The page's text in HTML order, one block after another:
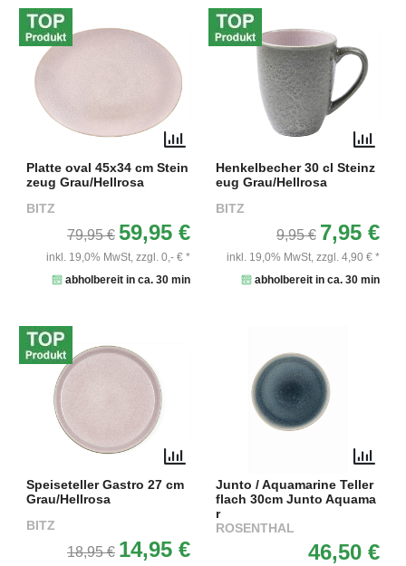
Platte oval 45x34 cm Stein
zeug Grau/Hellrosa
BITZ
79,95 € 59,95 €
inkl. 19,0% MwSt, zzgl. 0,- € *
abholbereit in ca. 30 min
Henkelbecher 30 cl Steinz
eug Grau/Hellrosa
BITZ
9,95 € 7,95 €
inkl. 19,0% MwSt, zzgl. 4,90 € *
abholbereit in ca. 30 min
Speiseteller Gastro 27 cm
Grau/Hellrosa
BITZ
18,95 € 14,95 €
Junto / Aquamarine Teller
flach 30cm Junto Aquama
r
ROSENTHAL
46,50 €